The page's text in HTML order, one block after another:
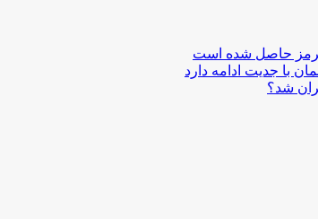
هرمز حاصل شده است
با جدیت ادامه دارد